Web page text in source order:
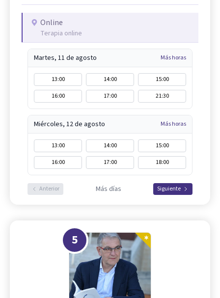
Online
Terapia online
Martes, 11 de agosto Más horas
13:00 14:00
15:00
16:00
17:00 21:30
Miércoles, 12 de agosto Más horas
13:00 14:00
15:00
16:00
17:00 18:00
Anterior Más días Siguiente
5